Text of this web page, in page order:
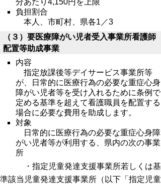
分あたり4,150円を上限
負担割合
本人、市町村、県各1／3
（３）要医療障がい児者受入事業所看護師
配置等助成事業
内容
指定放課後等デイサービス事業所等
が、日常的に医療行為の必要な重症心身
障がい児者等を受け入れるために条例で
定める基準を超えて看護職員を配置する
場合に必要な費用を助成します。
対象
日常的に医療行為の必要な重症心身障
がい児者等が利用する、県内の次の事業
所
・指定児童発達支援事業所若しくは基
準該当児童発達支援事業所（以下「指定児童